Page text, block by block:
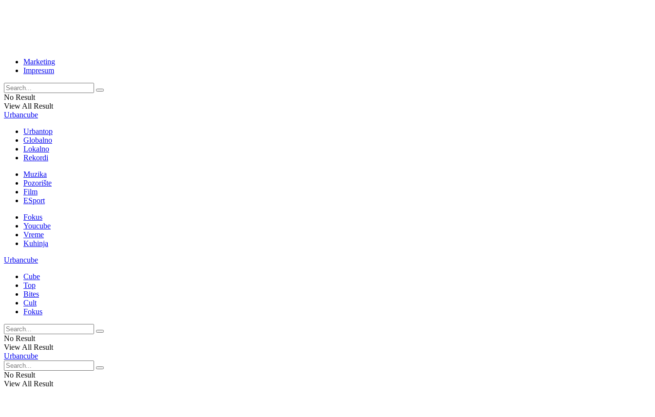
Marketing
Impresum
No Result
View All Result
Urbancube
Urbantop
Globalno
Lokalno
Rekordi
Muzika
Pozorište
Film
ESport
Fokus
Youcube
Vreme
Kuhinja
Urbancube
Cube
Top
Bites
Cult
Fokus
No Result
View All Result
Urbancube
No Result
View All Result